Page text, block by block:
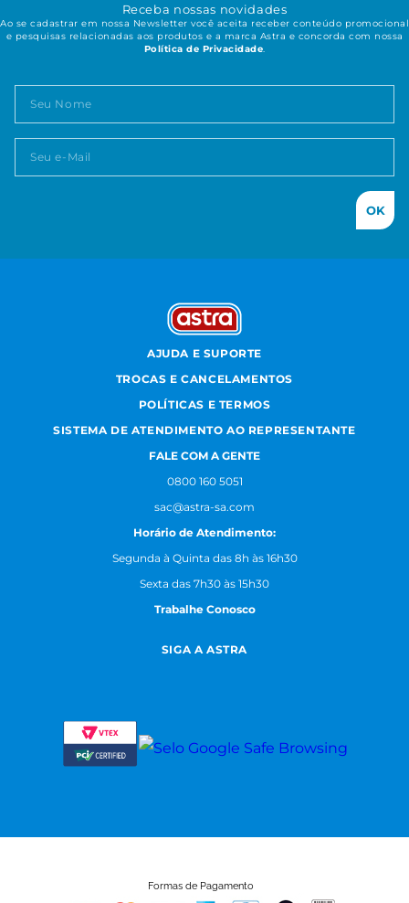
Receba nossas novidades
Ao se cadastrar em nossa Newsletter você aceita receber conteúdo promocional
e pesquisas relacionadas aos produtos e a marca Astra e concorda com nossa
Política de Privacidade.
OK
AJUDA E SUPORTE
TROCAS E CANCELAMENTOS
POLÍTICAS E TERMOS
SISTEMA DE ATENDIMENTO AO REPRESENTANTE
FALE COM A GENTE
0800 160 5051
sac@astra-sa.com
Horário de Atendimento:
Segunda à Quinta das 8h às 16h30
Sexta das 7h30 às 15h30
Trabalhe Conosco
SIGA A ASTRA
Formas de Pagamento